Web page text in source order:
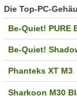
Die Top-PC-
Be-Quiet! PURE
Be-Quiet!
Phanteks XT M3
Sharkoon M30